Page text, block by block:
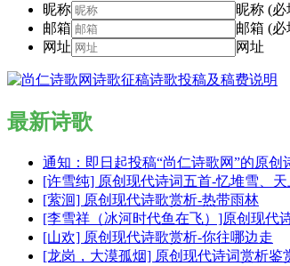
昵称
昵称 (必
邮箱
邮箱 (必
网址
网址
最新诗歌
通知：即日起投稿“尚仁诗歌网”的原
[许雪纯] 原创现代诗词五首-忆堆雪、
[萦洄] 原创现代诗歌赏析-热带雨林
[李雪祥（冰河时代鱼在飞）]原创现代
[山欢] 原创现代诗歌赏析-你往哪边走
[龙岗，大漠孤烟] 原创现代诗词赏析鉴